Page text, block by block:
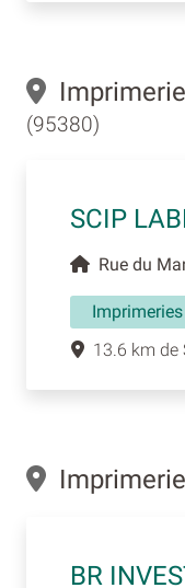
(95380)
SCIP
Rue du
Imprimeries
13.6 km de
BR